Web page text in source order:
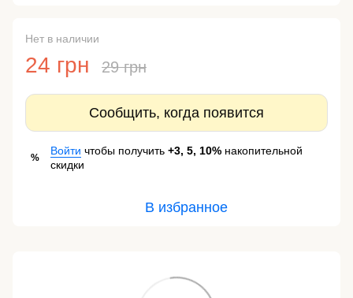
Нет в наличии
24 грн 29 грн
Сообщить, когда появится
%
Войти чтобы получить +3, 5, 10% накопительной
скидки
В избранное